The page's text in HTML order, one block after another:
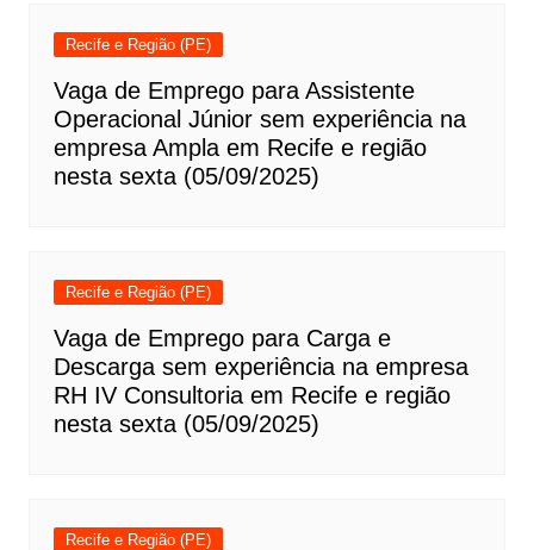
Recife e Região (PE)
Vaga de Emprego para Assistente
Operacional Júnior sem experiência na
empresa Ampla em Recife e região
nesta sexta (05/09/2025)
Recife e Região (PE)
Vaga de Emprego para Carga e
Descarga sem experiência na empresa
RH IV Consultoria em Recife e região
nesta sexta (05/09/2025)
Recife e Região (PE)